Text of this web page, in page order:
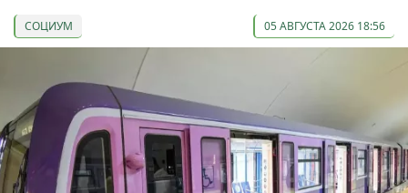
СОЦИУМ 05 АВГУСТА 2026 18:56